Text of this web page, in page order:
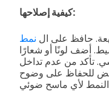
كيفية إصلاحها:
حافظ على ال نمط
أضف لونًا أو شعارًا
تأكد من عدم تداخل
للحفاظ على وضوح